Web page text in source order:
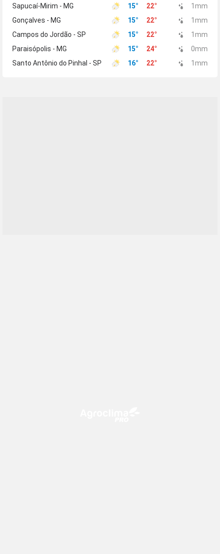
Sapucaí-Mirim - MG 15° 22° 1 mm
Gonçalves - MG
15° 22° 1 mm
Campos do Jordão - SP
15° 22° 1 mm
Paraisópolis - MG
15° 24° 0mm
Santo Antônio do Pinhal - SP
16° 22° 1 mm